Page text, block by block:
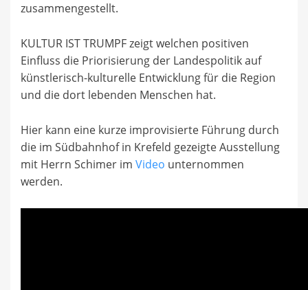
zusammengestellt.
KULTUR IST TRUMPF zeigt welchen positiven
Einfluss die Priorisierung der Landespolitik auf
künstlerisch-kulturelle Entwicklung für die Region
und die dort lebenden Menschen hat.
Hier kann eine kurze improvisierte Führung durch
die im Südbahnhof in Krefeld gezeigte Ausstellung
mit Herrn Schimer im Video unternommen
werden.